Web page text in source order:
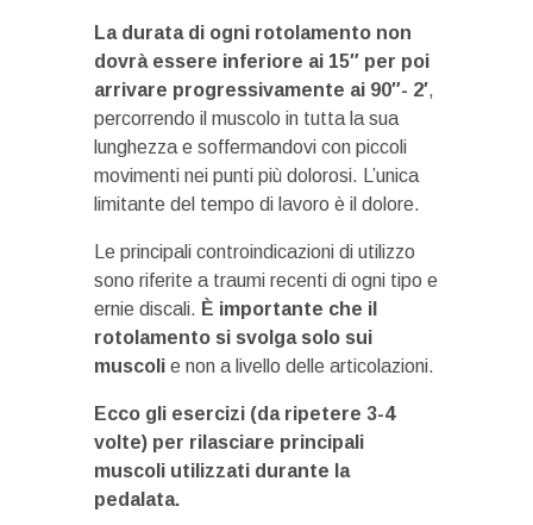
La durata di ogni rotolamento non
dovrà essere inferiore ai 15″ per poi
arrivare progressivamente ai 90″- 2′,
percorrendo il muscolo in tutta la sua
lunghezza e soffermandovi con piccoli
movimenti nei punti più dolorosi. L’unica
limitante del tempo di lavoro è il dolore.
Le principali controindicazioni di utilizzo
sono riferite a traumi recenti di ogni tipo e
ernie discali. È importante che il
rotolamento si svolga solo sui
muscoli e non a livello delle articolazioni.
Ecco gli esercizi (da ripetere 3-4
volte) per rilasciare principali
muscoli utilizzati durante la
pedalata.